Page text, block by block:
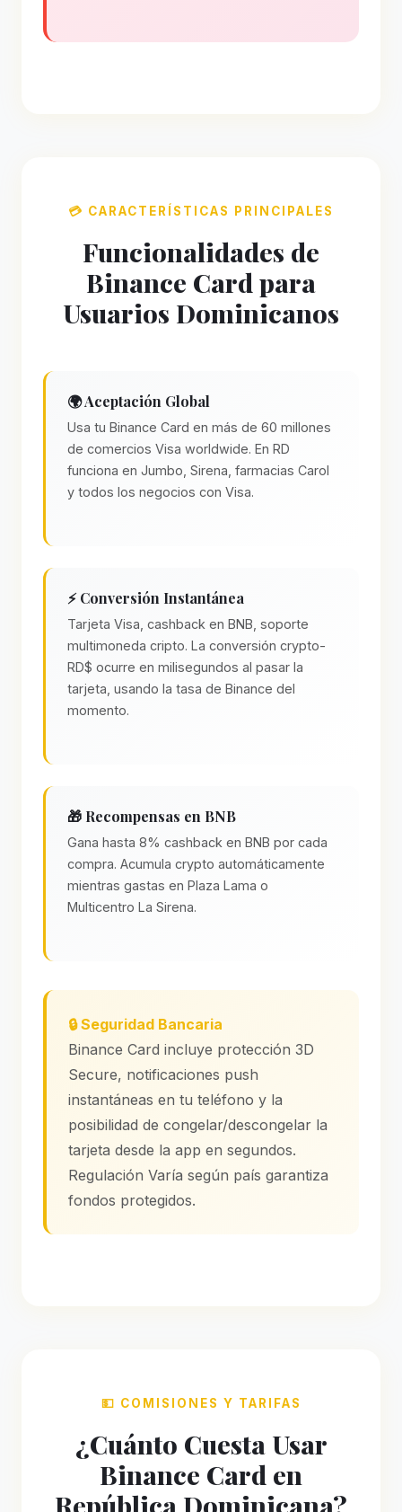
💳 CARACTERÍSTICAS PRINCIPALES
Funcionalidades de
Binance Card para
Usuarios Dominicanos
🌍 Aceptación Global
Usa tu Binance Card en más de 60 millones
de comercios Visa worldwide. En RD
funciona en Jumbo, Sirena, farmacias Carol
y todos los negocios con Visa.
⚡ Conversión Instantánea
Tarjeta Visa, cashback en BNB, soporte
multimoneda cripto. La conversión crypto-
RD$ ocurre en milisegundos al pasar la
tarjeta, usando la tasa de Binance del
momento.
🎁 Recompensas en BNB
Gana hasta 8% cashback en BNB por cada
compra. Acumula crypto automáticamente
mientras gastas en Plaza Lama o
Multicentro La Sirena.
🔒 Seguridad Bancaria
Binance Card incluye protección 3D
Secure, notificaciones push
instantáneas en tu teléfono y la
posibilidad de congelar/descongelar la
tarjeta desde la app en segundos.
Regulación Varía según país garantiza
fondos protegidos.
💵 COMISIONES Y TARIFAS
¿Cuánto Cuesta Usar
Binance Card en